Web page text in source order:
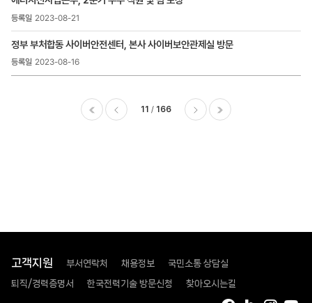
2023-08-21
정부 부처합동 사이버안전센터, 본사 사이버보안관제실 방문
2023-08-16
11 166
고객지원 부서연락처 채용정보 국민소통 상담실
퇴직/경력증명서 한국전력기술 방문신청 찾아오시는길